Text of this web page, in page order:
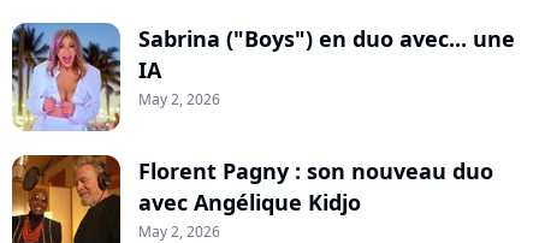
Sabrina ("Boys") en duo avec... une
IA
May 2, 2026
Florent Pagny : son nouveau duo
avec Angélique Kidjo
May 2, 2026